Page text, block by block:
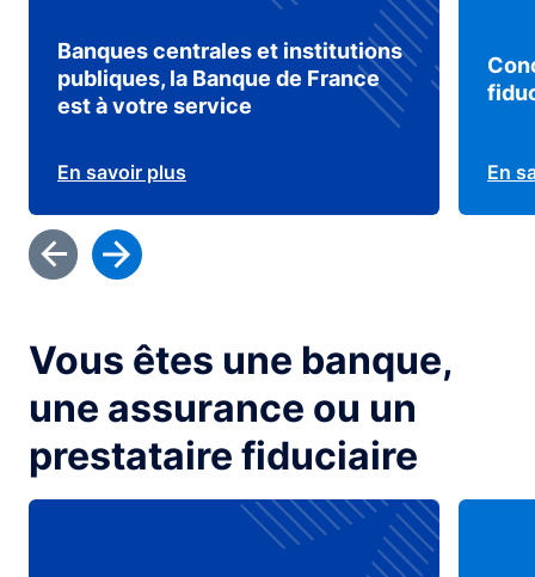
Banques centrales et institutions
publiques, la Banque de France
est à votre service
En savoir plus En
Vous êtes une banque,
une assurance ou un
prestataire fiduciaire